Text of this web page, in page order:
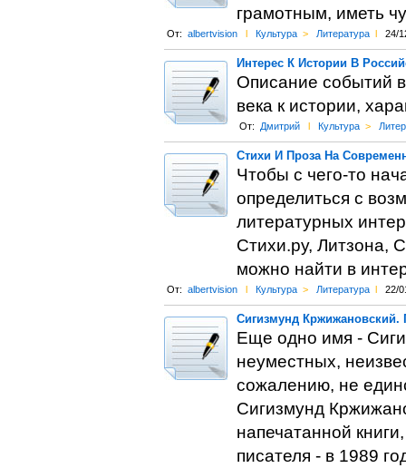
грамотным, иметь
От: albertvision l Культура > Литература l 24/
Интерес К Истории В
Описание событий
века к истории,
От: Дмитрий l Культура >
Стихи И Проза На
Чтобы с чего-то
определиться с
литературных
Стихи.ру, Литзона,
можно найти в
От: albertvision l Культура > Литература l 22/
Сигизмунд Кржижановский.
Еще одно имя -
неуместных,
сожалению, не
Сигизмунд
напечатанной
писателя - в 1989